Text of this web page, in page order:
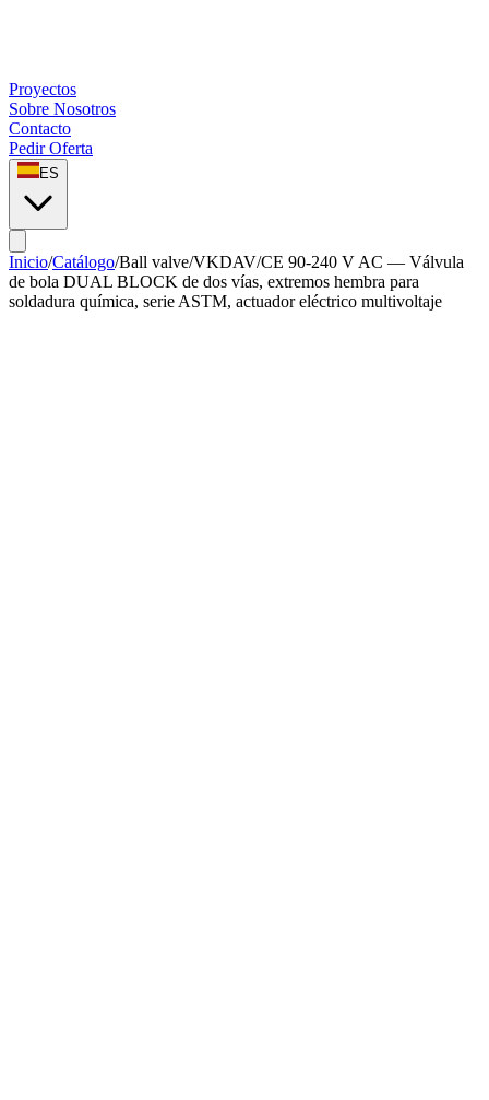
Proyectos
Sobre Nosotros
Contacto
Pedir Oferta
ES
Inicio/Catálogo/Ball valve/VKDAV/CE 90-240 V AC — Válvula
de bola DUAL BLOCK de dos vías, extremos hembra para
soldadura química, serie ASTM, actuador eléctrico multivoltaje